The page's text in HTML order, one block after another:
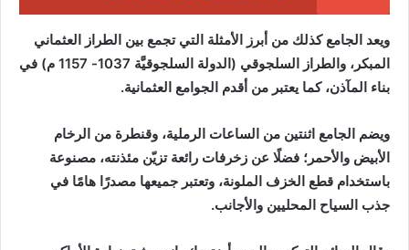
ويعد الجامع كذلك من أبرز الأمثلة التي تجمع بين الطراز العثماني
المبكر، والطراز السلجوقي (الدولة السلجوقيَّة 1037- 1157 م) في
بناء المآذن، كما يعتبر من أقدم الجوامع العثمانية.
ويضم الجامع اثنتين من الساعات الرملية، وقنطرة من الرخام
الأبيض والأحمر؛ فضلًا عن زخرفات رائعة تزيّن مئذنته، مصنوعة
باستخدام قطع الخزف الملونة، وتعتبر جميعها مصدرًا هامًا في
جذب السياح المحليين والأجانب.